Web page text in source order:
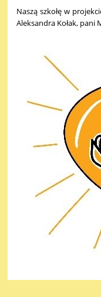
Naszą szkołę w
Aleksandra Kołak, pani